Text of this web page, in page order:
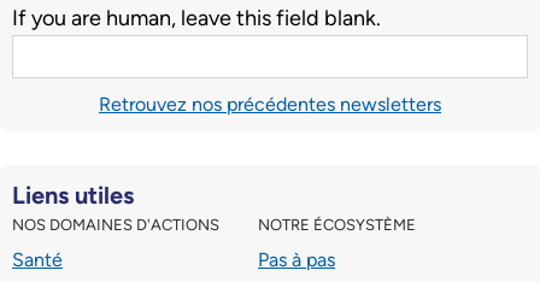
Liens utiles
NOS DOMAINES D'ACTIONS
Santé
NOTRE ÉCOSYSTÈME
Pas à pas
If you are human, leave this field blank.
Retrouvez nos précédentes newsletters